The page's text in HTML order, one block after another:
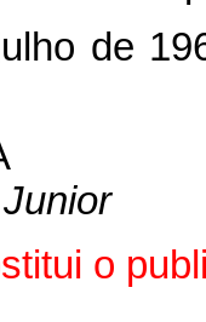
de
o